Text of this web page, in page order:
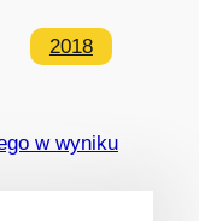
2018